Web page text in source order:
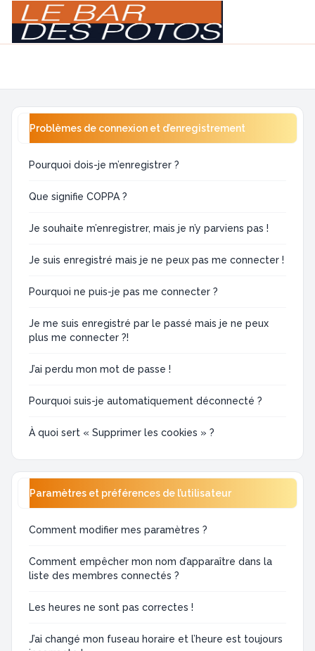
Problèmes de connexion et d’enregistrement
Pourquoi dois-je m’enregistrer ?
Que signifie COPPA ?
Je souhaite m’enregistrer, mais je n’y parviens pas !
Je suis enregistré mais je ne peux pas me connecter !
Pourquoi ne puis-je pas me connecter ?
Je me suis enregistré par le passé mais je ne peux
plus me connecter ?!
J’ai perdu mon mot de passe !
Pourquoi suis-je automatiquement déconnecté ?
À quoi sert « Supprimer les cookies » ?
Paramètres et préférences de l’utilisateur
Comment modifier mes paramètres ?
Comment empêcher mon nom d’apparaître dans la
liste des membres connectés ?
Les heures ne sont pas correctes !
J’ai changé mon fuseau horaire et l’heure est toujours